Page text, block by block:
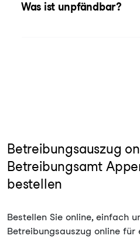
Was ist unpfändbar?
Betreibungsauszug
Betreibungsamt
bestellen
Bestellen Sie online, einfach
Betreibungsauszug online für